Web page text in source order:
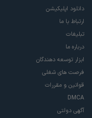
دانلود اپلیکیشن
ارتباط با ما
تبلیغات
درباره ما
ابزار توسعه دهندگان
فرصت های شغلی
قوانین و مقررات
DMCA
آگهی دولتی